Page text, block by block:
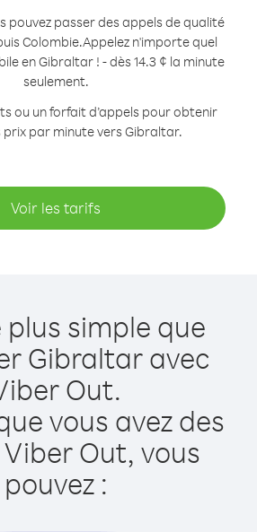
pouvez passer des appels de qualité
Colombie.Appelez n'importe quel
en Gibraltar ! - dès 14.3 ¢ la minute
seulement.
ou un forfait d’appels pour obtenir
prix par minute vers Gibraltar.
Voir les tarifs
plus simple que
Gibraltar avec
Out.
vous avez des
Out, vous
pouvez :